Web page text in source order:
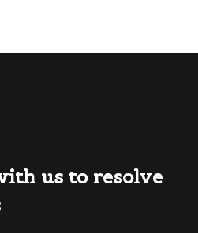
us to resolve